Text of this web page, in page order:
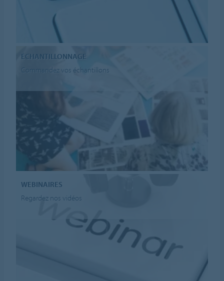
ÉCHANTILLONNAGE
Commandez vos échantillons
WEBINAIRES
Regardez nos vidéos